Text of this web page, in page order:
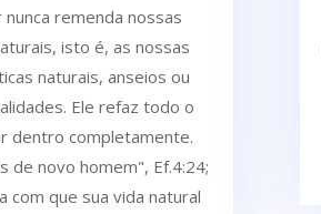
nunca remenda nossas
isto é, as nossas
naturais, anseios ou
Ele refaz todo o
dentro completamente.
de novo homem", Ef.4:24;
com que sua vida natural